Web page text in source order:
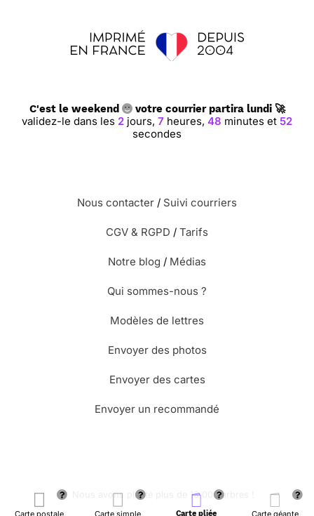
Carte postale Carte simple Carte pliée Carte géante
C'est le weekend votre courrier partira lundi 🚀
validez-le dans les2 jours,7 heures,48 minutes et51
secondes
Nous contacter / Suivi courriers
CGV & RGPD / Tarifs
Notre blog / Médias
Qui sommes-nous ?
Modèles de lettres
Envoyer des photos
Envoyer des cartes
Envoyer un recommandé
🌳 Nous avons planté plus de 13.000 arbres !